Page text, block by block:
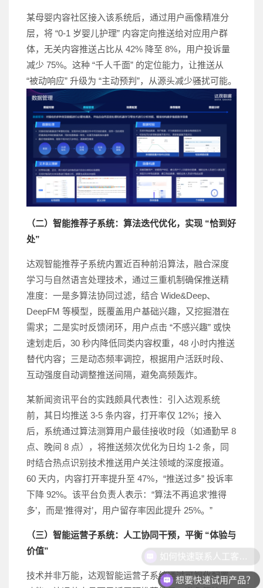
某母婴内容社区接入该系统后，通过用户画像精准分
层，将 “0-1 岁婴儿护理” 内容定向推送给对应用户群
体，无关内容推送占比从 42% 降至 8%，用户投诉量
减少 75%。这种 “千人千面” 的定位能力，让推送从
“被动响应” 升级为 “主动预判”，从源头减少骚扰可能。
（二）智能推荐子系统：算法迭代优化，实现 “恰到好
处”
达观智能推荐子系统内置近百种前沿算法，融合深度
学习与自然语言处理技术，通过三重机制确保推送精
准度：一是多算法协同过滤，结合 Wide&Deep、
DeepFM 等模型，既覆盖用户基础兴趣，又挖掘潜在
需求；二是实时反馈闭环，用户点击 “不感兴趣” 或快
速划走后，30 秒内降低同类内容权重，48 小时内推送
替代内容；三是动态频率调控，根据用户活跃时段、
互动强度自动调整推送间隔，避免高频轰炸。
某新闻资讯平台的实践颇具代表性：引入达观系统
前，其日均推送 3-5 条内容，打开率仅 12%；接入
后，系统通过算法测算用户最佳接收时段（如通勤早 8
点、晚间 8 点），将推送频次优化为日均 1-2 条，同
时结合热点识别技术推送用户关注领域的深度报道。
60 天内，内容打开率提升至 47%，“推送过多” 投诉率
下降 92%。该平台负责人表示：“算法不再追求‘推得
多’，而是‘推得对’，用户留存率因此提升 25%。”
（三）智能运营子系统：人工协同干预，平衡 “体验与
价值”
技术并非万能，达观智能运营子系统通过可视化配置
想要快速试用产品？